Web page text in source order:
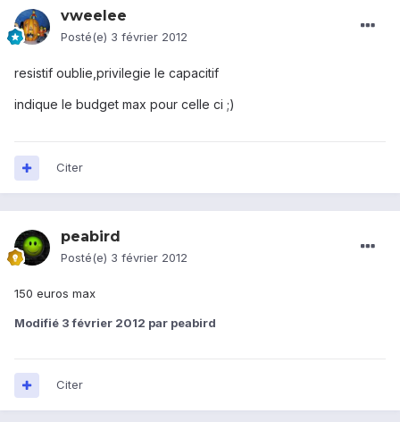
vweelee
Posté(e) 3 février 2012
resistif oublie,privilegie le capacitif
indique le budget max pour celle ci ;)
Citer
peabird
Posté(e) 3 février 2012
150 euros max
Modifié 3 février 2012 par peabird
Citer